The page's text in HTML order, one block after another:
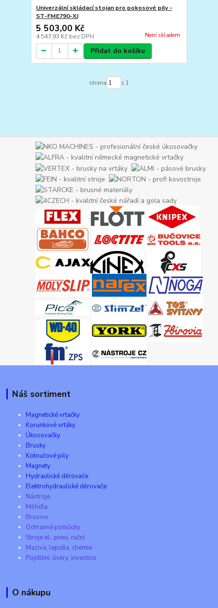
Univerzální skládací stojan pro pokosové pily -
ST-FME790-XJ
5 503,00 Kč
4 547,93 Kč bez DPH Není skladem
Přidat do košíku
strana z 1
Náš sortiment
Magnetické vrtačky
Korunkové vrtáky
Úkosovačky
Brusky
Kotoučové pily
Magnety
Hydraulické děrovače
Elektrohydraulické děrovače
Nástroje
Měřidla
Brusivo
Ochranné pomůcky
Stroje el., pneu, ruční
Maziva, lepidla, chemie
Pojištění, úvěry, investice
O nákupu